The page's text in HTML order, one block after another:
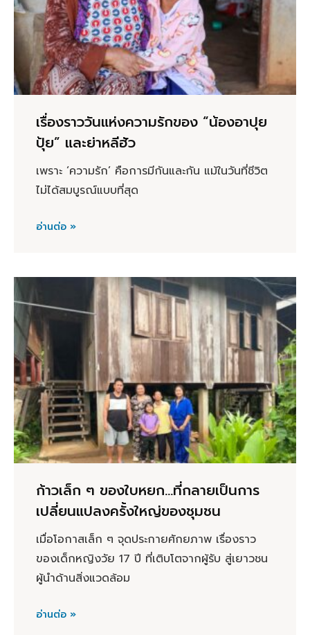
เรื่องราววันแห่งความรักของ “น้องอาปุย
ปุ้ย” และย่าหลีฮัว
เพราะ ‘ความรัก’ คือการมีกันและกัน แม้ในวันที่ชีวิต
ไม่ได้สมบูรณ์แบบที่สุด
อ่านต่อ »
ก้าวเล็ก ๆ ของใบหยก…ที่กลายเป็นการ
เปลี่ยนแปลงครั้งใหญ่ของชุมชน
เมื่อโอกาสเล็ก ๆ จุดประกายศักยภาพ เรื่องราว
ของเด็กหญิงวัย 17 ปี ที่เติบโตจากผู้รับ สู่เยาวชน
ผู้นำด้านสิ่งแวดล้อม
อ่านต่อ »